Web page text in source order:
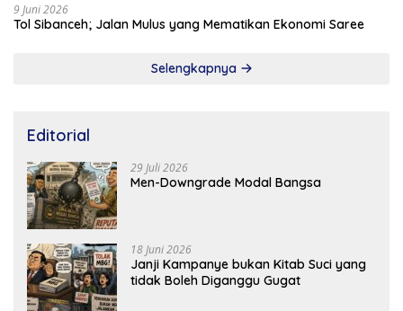
9 Juni 2026
Tol Sibanceh; Jalan Mulus yang Mematikan Ekonomi Saree
Selengkapnya
Editorial
29 Juli 2026
Men-Downgrade Modal Bangsa
18 Juni 2026
Janji Kampanye bukan Kitab Suci yang
tidak Boleh Diganggu Gugat